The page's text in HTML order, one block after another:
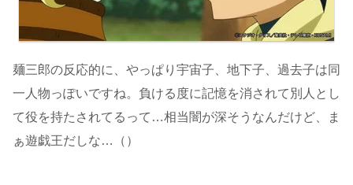
麺三郎の反応的に、やっぱり宇宙子、地下子、過去子は同
一人物っぽいですね。負ける度に記憶を消されて別人とし
て役を持たされてるって…相当闇が深そうなんだけど、ま
ぁ遊戯王だしな…（）